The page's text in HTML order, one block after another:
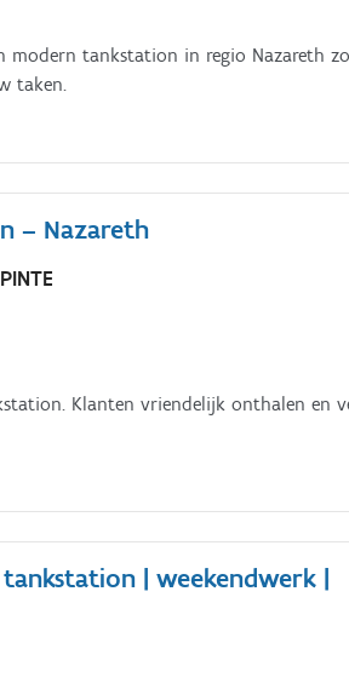
modern tankstation in regio Nazareth
taken.
– Nazareth
Klanten vriendelijk onthalen en
| weekendwerk |